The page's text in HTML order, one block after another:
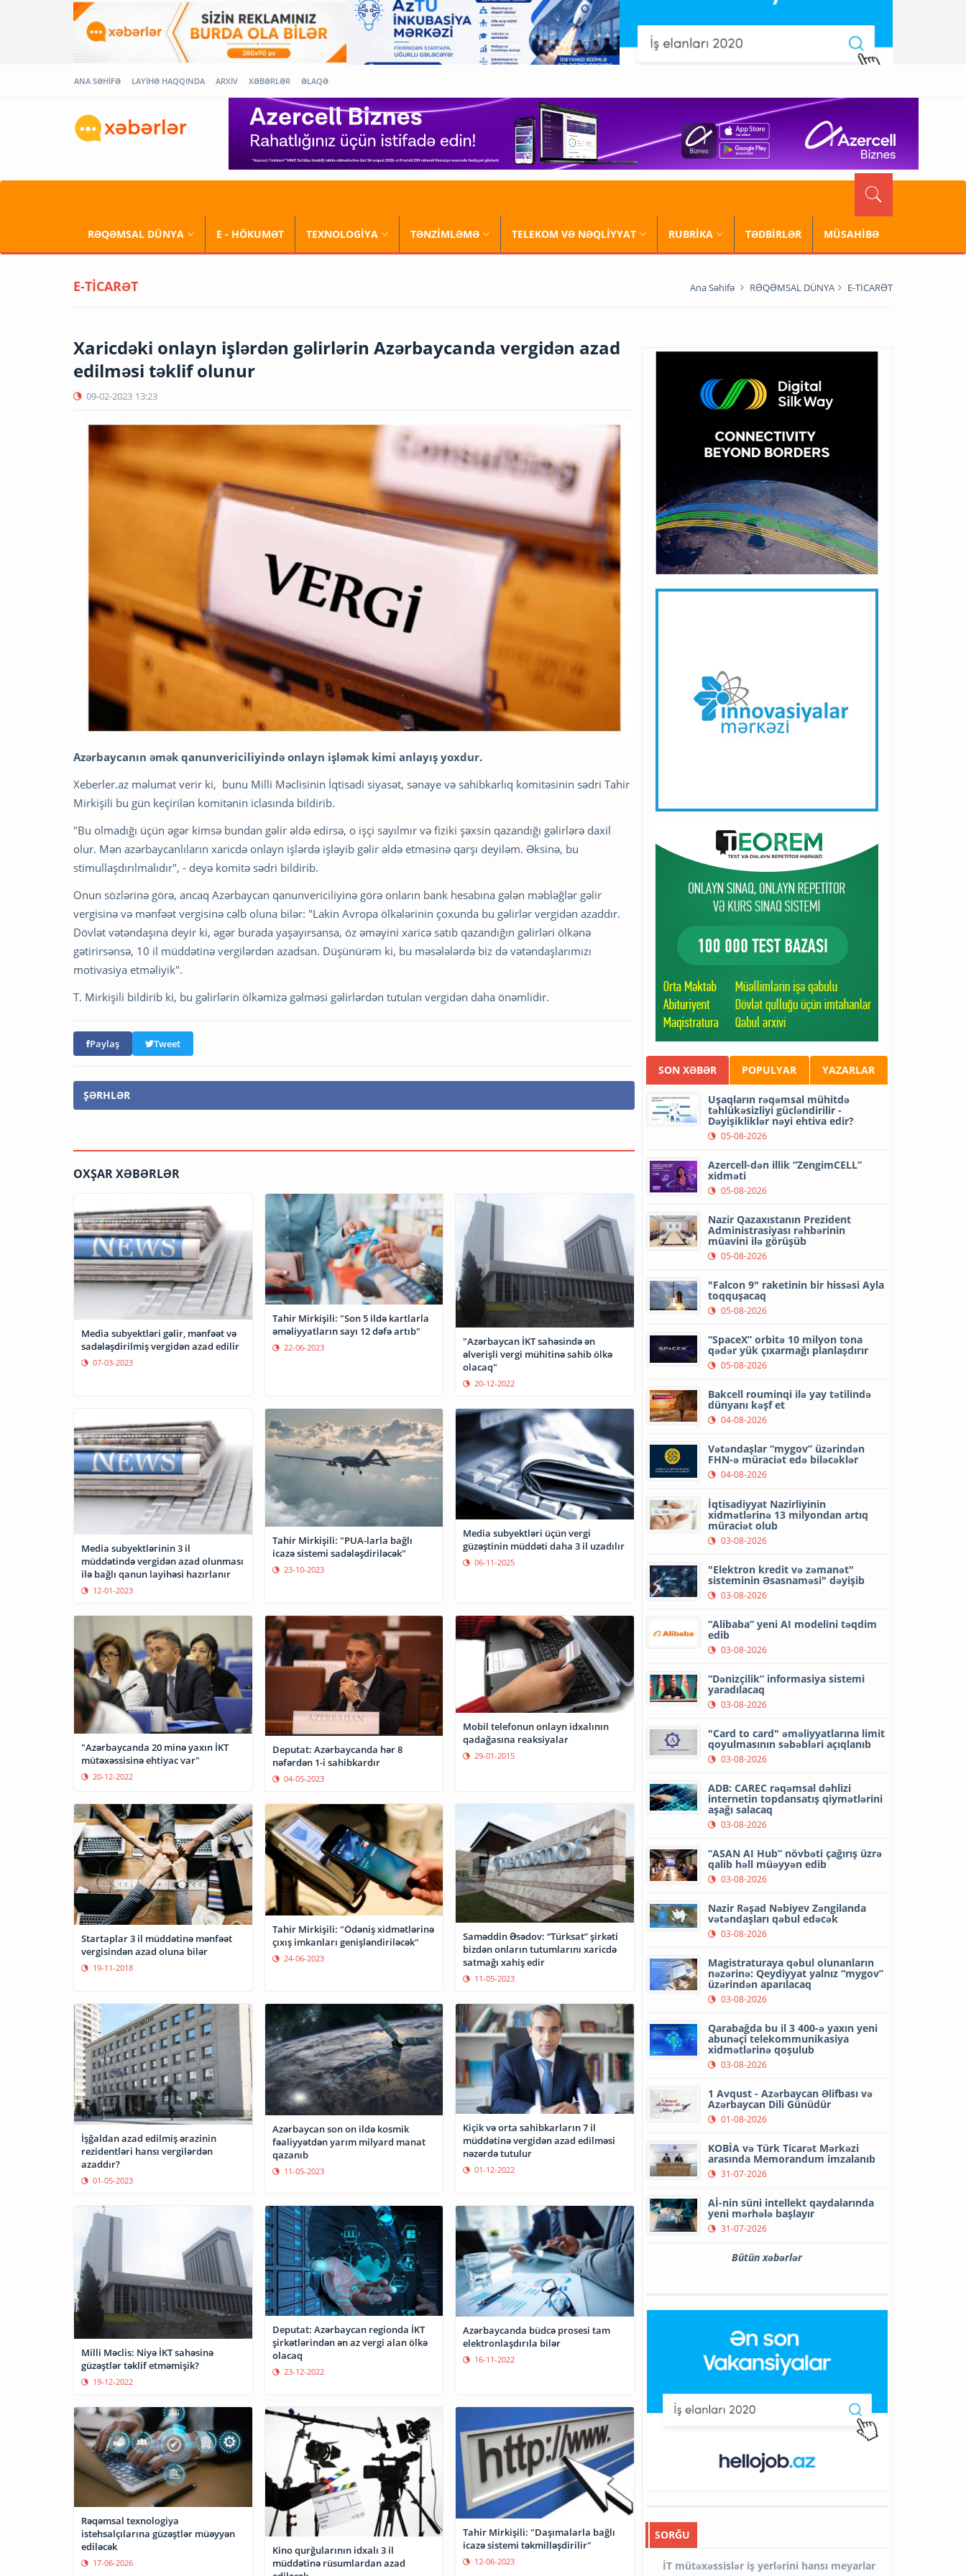
ANA SƏHİFƏ LAYİHƏ HAQQINDA ARXİV XƏBƏRLƏR ƏLAQƏ
RƏQƏMSAL DÜNYA E - HÖKUMƏT TEXNOLOGİYA TƏNZİMLƏMƏ TELEKOM VƏ NƏQLİYYAT RUBRİKA TƏDBİRLƏR MÜSAHİBƏ
E-TİCARƏT Ana Səhifə RƏQƏMSAL DÜNYA E-TİCARƏT
Xaricdəki onlayn işlərdən gəlirlərin Azərbaycanda vergidən azad
edilməsi təklif olunur
09-02-2023 13:23
Azərbaycanın əmək qanunvericiliyində onlayn işləmək kimi anlayış yoxdur.
Xeberler.az məlumat verir ki, bunu Milli Məclisinin İqtisadi siyasət, sənaye və sahibkarlıq komitəsinin sədri Tahir
Mirkişili bu gün keçirilən komitənin iclasında bildirib.
"Bu olmadığı üçün əgər kimsə bundan gəlir əldə edirsə, o işçi sayılmır və fiziki şəxsin qazandığı gəlirlərə daxil
olur. Mən azərbaycanlıların xaricdə onlayn işlərdə işləyib gəlir əldə etməsinə qarşı deyiləm. Əksinə, bu
stimullaşdırılmalıdır", - deyə komitə sədri bildirib.
Onun sözlərinə görə, ancaq Azərbaycan qanunvericiliyinə görə onların bank hesabına gələn məbləğlər gəlir
vergisinə və mənfəət vergisinə cəlb oluna bilər: "Lakin Avropa ölkələrinin çoxunda bu gəlirlər vergidən azaddır.
Dövlət vətəndaşına deyir ki, əgər burada yaşayırsansa, öz əməyini xaricə satıb qazandığın gəlirləri ölkənə
gətirirsənsə, 10 il müddətinə vergilərdən azadsan. Düşünürəm ki, bu məsələlərdə biz də vətəndaşlarımızı
motivasiya etməliyik".
T. Mirkişili bildirib ki, bu gəlirlərin ölkəmizə gəlməsi gəlirlərdən tutulan vergidən daha önəmlidir.
Paylaş Tweet
ŞƏRHLƏR
OXŞAR XƏBƏRLƏR
Media subyektləri gəlir, mənfəət və
sadələşdirilmiş vergidən azad edilir
07-03-2023
Tahir Mirkişili: "Son 5 ildə kartlarla
əməliyyatların sayı 12 dəfə artıb"
22-06-2023
"Azərbaycan İKT sahəsində ən
əlverişli vergi mühitinə sahib ölkə
olacaq"
20-12-2022
Media subyektlərinin 3 il
müddətində vergidən azad olunması
ilə bağlı qanun layihəsi hazırlanır
12-01-2023
Tahir Mirkişili: "PUA-larla bağlı
icazə sistemi sadələşdiriləcək"
23-10-2023
Media subyektləri üçün vergi
güzəştinin müddəti daha 3 il uzadılır
06-11-2025
"Azərbaycanda 20 minə yaxın İKT
mütəxəssisinə ehtiyac var"
20-12-2022
Deputat: Azərbaycanda hər 8
nəfərdən 1-i sahibkardır
04-05-2023
Mobil telefonun onlayn idxalının
qadağasına reaksiyalar
29-01-2015
Startaplar 3 il müddətinə mənfəət
vergisindən azad oluna bilər
19-11-2018
Tahir Mirkişili: "Ödəniş xidmətlərinə
çıxış imkanları genişləndiriləcək"
24-06-2023
Saməddin Əsədov: “Türksat” şirkəti
bizdən onların tutumlarını xaricdə
satmağı xahiş edir
11-05-2023
İşğaldan azad edilmiş ərazinin
rezidentləri hansı vergilərdən
azaddır?
01-05-2023
Azərbaycan son on ildə kosmik
fəaliyyətdən yarım milyard manat
qazanıb
11-05-2023
Kiçik və orta sahibkarların 7 il
müddətinə vergidən azad edilməsi
nəzərdə tutulur
01-12-2022
Milli Məclis: Niyə İKT sahəsinə
güzəştlər təklif etməmişik?
19-12-2022
Deputat: Azərbaycan regionda İKT
şirkətlərindən ən az vergi alan ölkə
olacaq
23-12-2022
Azərbaycanda büdcə prosesi tam
elektronlaşdırıla bilər
16-11-2022
Rəqəmsal texnologiya
istehsalçılarına güzəştlər müəyyən
ediləcək
17-06-2026
Kino qurğularının idxalı 3 il
müddətinə rüsumlardan azad
Tahir Mirkişili: "Daşımalarla bağlı
icazə sistemi təkmilləşdirilir"
12-06-2023
SON XƏBƏR POPULYAR YAZARLAR
Uşaqların rəqəmsal mühitdə
təhlükəsizliyi gücləndirilir -
Dəyişikliklər nəyi ehtiva edir?
05-08-2026
Azercell-dən illik “ZengimCELL”
xidməti
05-08-2026
Nazir Qazaxıstanın Prezident
Administrasiyası rəhbərinin
müavini ilə görüşüb
05-08-2026
"Falcon 9" raketinin bir hissəsi Ayla
toqquşacaq
05-08-2026
“SpaceX” orbitə 10 milyon tona
qədər yük çıxarmağı planlaşdırır
05-08-2026
Bakcell rouminqi ilə yay tətilində
dünyanı kəşf et
04-08-2026
Vətəndaşlar “mygov” üzərindən
FHN-ə müraciət edə biləcəklər
04-08-2026
İqtisadiyyat Nazirliyinin
xidmətlərinə 13 milyondan artıq
müraciət olub
03-08-2026
"Elektron kredit və zəmanət"
sisteminin Əsasnaməsi" dəyişib
03-08-2026
“Alibaba” yeni AI modelini təqdim
edib
03-08-2026
“Dənizçilik” informasiya sistemi
yaradılacaq
03-08-2026
"Card to card" əməliyyatlarına limit
qoyulmasının səbəbləri açıqlanıb
03-08-2026
ADB: CAREC rəqəmsal dəhlizi
internetin topdansatış qiymətlərini
aşağı salacaq
03-08-2026
“ASAN AI Hub” növbəti çağırış üzrə
qalib həll müəyyən edib
03-08-2026
Nazir Rəşad Nəbiyev Zəngilanda
vətəndaşları qəbul edəcək
03-08-2026
Magistraturaya qəbul olunanların
nəzərinə: Qeydiyyat yalnız “mygov”
üzərindən aparılacaq
03-08-2026
Qarabağda bu il 3 400-ə yaxın yeni
abunəçi telekommunikasiya
xidmətlərinə qoşulub
03-08-2026
1 Avqust - Azərbaycan Əlifbası və
Azərbaycan Dili Günüdür
01-08-2026
KOBİA və Türk Ticarət Mərkəzi
arasında Memorandum imzalanıb
31-07-2026
Aİ-nin süni intellekt qaydalarında
yeni mərhələ başlayır
31-07-2026
Bütün xəbərlər
SORĞU
İT mütəxəssislər iş yerlərini hansı meyarlar